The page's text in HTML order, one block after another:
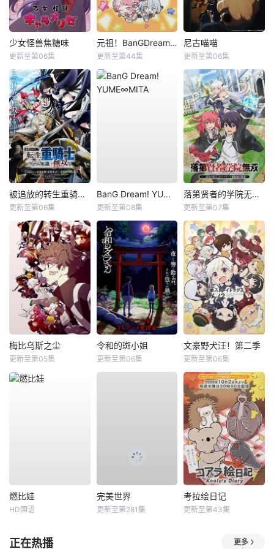
少女怪兽焦糖味
更新至第06集
元祖！BanGDream酱
更新至第44集
尼古喵喵
更新至第06集
被追放的转生重骑士用游戏知识开无双
更新至第06集
BanG Dream! YUME∞MITA
更新至第08集
落第贤者的学院无双第二回转生，S等级作弊魔术师冒险记
更新至第07集
梅比乌斯之尘
更新至第05集
令和的斑小姐
更新至第06集
文豪野犬汪！第二季
更新至第06集
燃比娃
HD国语
完美世界
更新至第281集
考拉绘日记
更新至第43集
正在热播 更多